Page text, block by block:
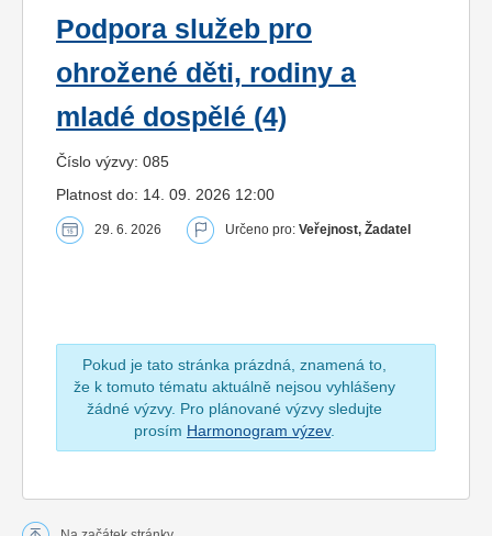
Podpora služeb pro
ohrožené děti, rodiny a
mladé dospělé (4)
Číslo výzvy: 085
Platnost do: 14. 09. 2026 12:00
29. 6. 2026 Určeno pro: Veřejnost, Žadatel
Pokud je tato stránka prázdná, znamená to,
že k tomuto tématu aktuálně nejsou vyhlášeny
žádné výzvy. Pro plánované výzvy sledujte
prosím Harmonogram výzev.